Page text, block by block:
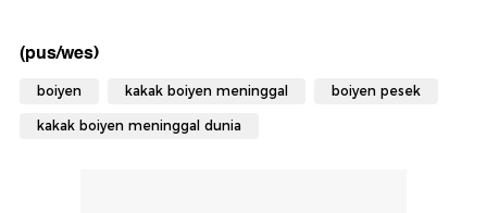
(pus/wes)
boiyen kakak boiyen meninggal boiyen pesek
kakak boiyen meninggal dunia